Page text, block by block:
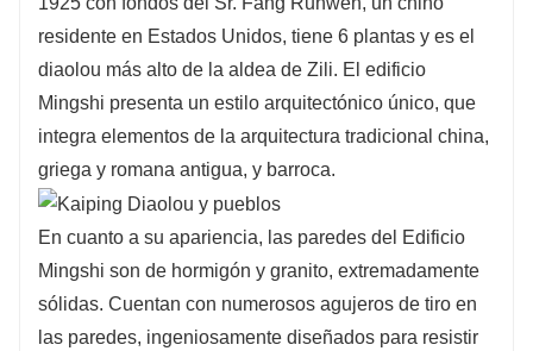
residente en Estados Unidos, tiene 6 plantas y es el
diaolou más alto de la aldea de Zili. El edificio
Mingshi presenta un estilo arquitectónico único, que
integra elementos de la arquitectura tradicional china,
griega y romana antigua, y barroca.
En cuanto a su apariencia, las paredes del Edificio
Mingshi son de hormigón y granito, extremadamente
sólidas. Cuentan con numerosos agujeros de tiro en
las paredes, ingeniosamente diseñados para resistir